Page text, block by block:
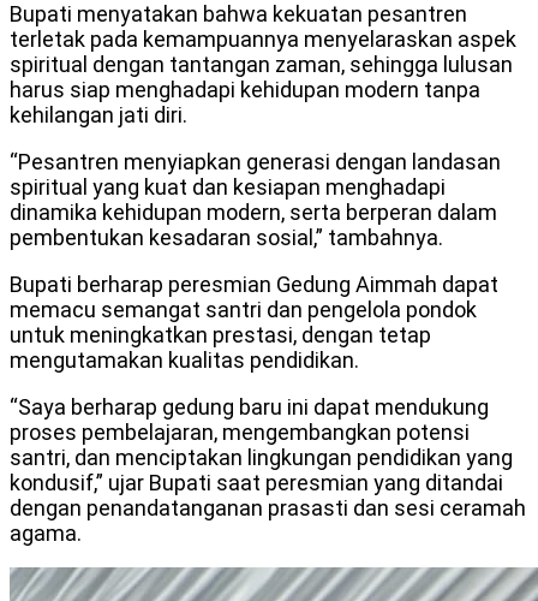
Bupati menyatakan bahwa kekuatan pesantren
terletak pada kemampuannya menyelaraskan aspek
spiritual dengan tantangan zaman, sehingga lulusan
harus siap menghadapi kehidupan modern tanpa
kehilangan jati diri.
“Pesantren menyiapkan generasi dengan landasan
spiritual yang kuat dan kesiapan menghadapi
dinamika kehidupan modern, serta berperan dalam
pembentukan kesadaran sosial,” tambahnya.
Bupati berharap peresmian Gedung Aimmah dapat
memacu semangat santri dan pengelola pondok
untuk meningkatkan prestasi, dengan tetap
mengutamakan kualitas pendidikan.
“Saya berharap gedung baru ini dapat mendukung
proses pembelajaran, mengembangkan potensi
santri, dan menciptakan lingkungan pendidikan yang
kondusif,” ujar Bupati saat peresmian yang ditandai
dengan penandatanganan prasasti dan sesi ceramah
agama.